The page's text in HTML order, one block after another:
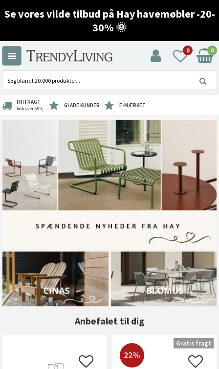
Se vores vilde tilbud på Hay havemøbler -20-
30% 🌞
0 0
FRI FRAGT
køb over 699,- GLADE KUNDER E-MÆRKET
Anbefalet til dig
22%
Gratis fragt